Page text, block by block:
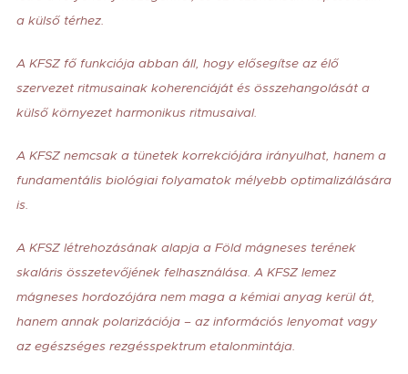
a külső térhez.
A KFSZ fő funkciója abban áll, hogy elősegítse az élő
szervezet ritmusainak koherenciáját és összehangolását a
külső környezet harmonikus ritmusaival.
A KFSZ nemcsak a tünetek korrekciójára irányulhat, hanem a
fundamentális biológiai folyamatok mélyebb optimalizálására
is.
A KFSZ létrehozásának alapja a Föld mágneses terének
skaláris összetevőjének felhasználása. A KFSZ lemez
mágneses hordozójára nem maga a kémiai anyag kerül át,
hanem annak polarizációja – az információs lenyomat vagy
az egészséges rezgésspektrum etalonmintája.